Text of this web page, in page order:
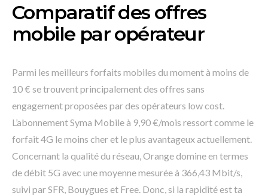
Comparatif des offres
mobile par opérateur
Parmi les meilleurs forfaits mobiles du moment à moins de
10 € se trouvent principalement des offres sans
engagement proposées par des opérateurs low cost.
L’abonnement Syma Mobile à 9,90 €/mois ressort comme le
forfait 4G le moins cher et le plus avantageux actuellement.
Concernant la qualité du réseau, Orange domine en termes
de débit 5G avec une moyenne mesurée à 366,43 Mbit/s,
suivi par SFR, Bouygues et Free. Donc, si la rapidité est ta